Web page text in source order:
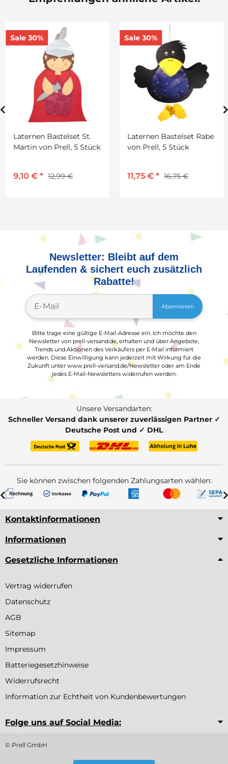
Sale 30%
Laternen Bastelset St.
Martin von Prell, 5 Stück
9,10 € * 12,99 €
Sale 30%
Laternen Bastelset Rabe
von Prell, 5 Stück
11,75 € * 16,75 €
Newsletter: Bleibt auf dem
Laufenden & sichert euch zusätzlich
Rabatte!
Abonnieren
Bitte trage eine gültige E-Mail-Adresse ein. Ich möchte den
Newsletter von prell-versand.de, erhalten und über Angebote,
Trends und Aktionen des Verkäufers per E-Mail informiert
werden. Diese Einwilligung kann jederzeit mit Wirkung für die
Zukunft unter www.prell-versand.de/Newsletter oder am Ende
jedes E-Mail-Newsletters widerrufen werden.
Unsere Versandarten:
Schneller Versand dank unserer zuverlässigen Partner ✓
Deutsche Post und ✓ DHL
Sie können zwischen folgenden Zahlungsarten wählen:
Kontaktinformationen
Informationen
Gesetzliche Informationen
Vertrag widerrufen
Datenschutz
AGB
Sitemap
Impressum
Batteriegesetzhinweise
Widerrufsrecht
Information zur Echtheit von Kundenbewertungen
Folge uns auf Social Media:
© Prell GmbH